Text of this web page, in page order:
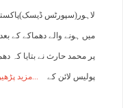
لاہور(سپورٹس
میں ہونے والے دھماکے کے
پر محمد حارث نے بتایا کہ
پولیس لائن کے مزید